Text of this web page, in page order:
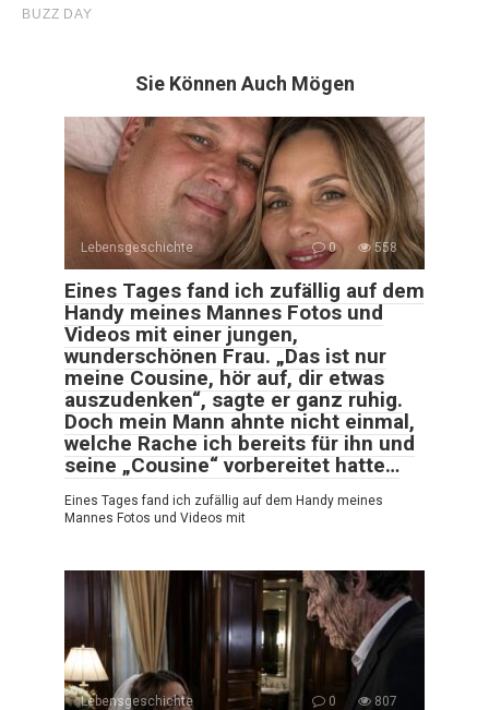
Sie Können Auch Mögen
Lebensgeschichte 0 558
Eines Tages fand ich zufällig auf dem
Handy meines Mannes Fotos und
Videos mit einer jungen,
wunderschönen Frau. „Das ist nur
meine Cousine, hör auf, dir etwas
auszudenken“, sagte er ganz ruhig.
Doch mein Mann ahnte nicht einmal,
welche Rache ich bereits für ihn und
seine „Cousine“ vorbereitet hatte…
Eines Tages fand ich zufällig auf dem Handy meines
Mannes Fotos und Videos mit
Lebensgeschichte 0 807